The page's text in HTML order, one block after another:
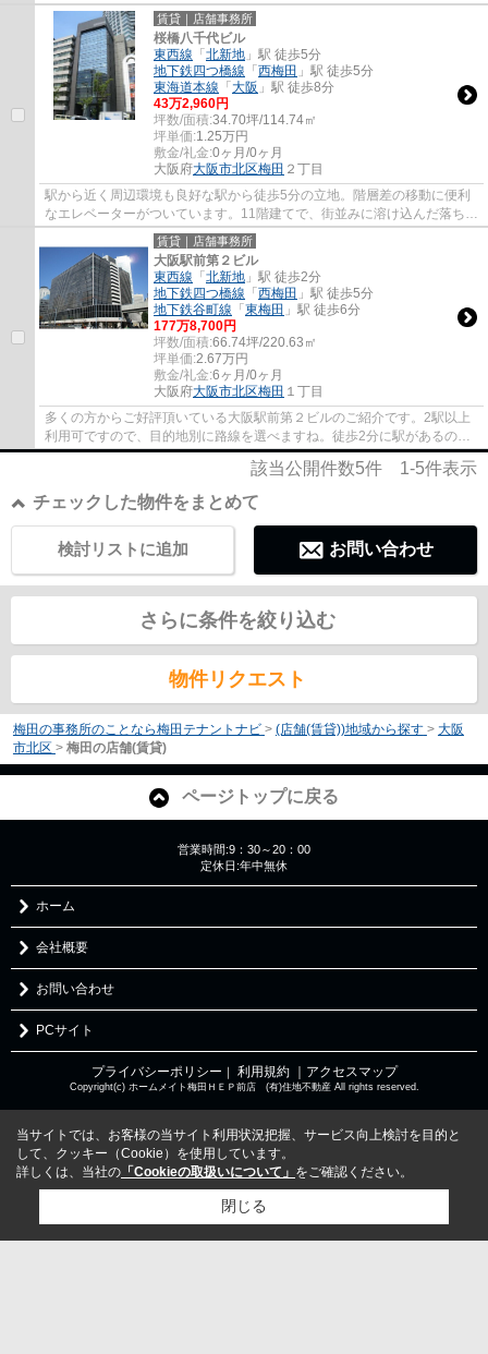
けます。
賃貸｜店舗事務所
桜橋八千代ビル
東西線 「 北新地 」駅 徒歩5分
地下鉄四つ橋線 「 西梅田 」駅 徒歩5分
東海道本線 「 大阪 」駅 徒歩8分
43万2,960円
坪数/面積:34.70坪/114.74㎡
坪単価:1.25万円
敷金/礼金:0ヶ月/0ヶ月
大阪府大阪市北区梅田 ２丁目
駅から近く周辺環境も良好な駅から徒歩5分の立地。階層差の移動に便利
なエレベーターがついています。11階建てで、街並みに溶け込んだ落ち着
いた建物。電車のトラブルなどがあっても2...
賃貸｜店舗事務所
大阪駅前第２ビル
東西線 「 北新地 」駅 徒歩2分
地下鉄四つ橋線 「 西梅田 」駅 徒歩5分
地下鉄谷町線 「 東梅田 」駅 徒歩6分
177万8,700円
坪数/面積:66.74坪/220.63㎡
坪単価:2.67万円
敷金/礼金:6ヶ月/0ヶ月
大阪府大阪市北区梅田 １丁目
多くの方からご好評頂いている大阪駅前第２ビルのご紹介です。2駅以上
利用可ですので、目的地別に路線を選べますね。徒歩2分に駅があるの
で、歩きでも楽々とアクセスが出来ます。16階...
該当公開件数5件 1-5件表示
チェックした物件をまとめて
お問い合わせ
検討リストに追加
さらに条件を絞り込む
物件リクエスト
梅田の事務所のことなら梅田テナントナビ > (店舗(賃貸))地域から探す > 大阪
市北区 > 梅田の店舗(賃貸)
ページトップに戻る
営業時間:9：30～20：00
定休日:年中無休
ホーム
会社概要
お問い合わせ
PCサイト
プライバシーポリシー ｜ 利用規約 ｜アクセスマップ
Copyright(c) ホームメイト梅田ＨＥＰ前店 (有)住地不動産 All rights reserved.
当サイトでは、お客様の当サイト利用状況把握、サービス向上検討を目的と
して、クッキー（Cookie）を使用しています。
詳しくは、当社の 「Cookieの取扱いについて」 をご確認ください。
閉じる